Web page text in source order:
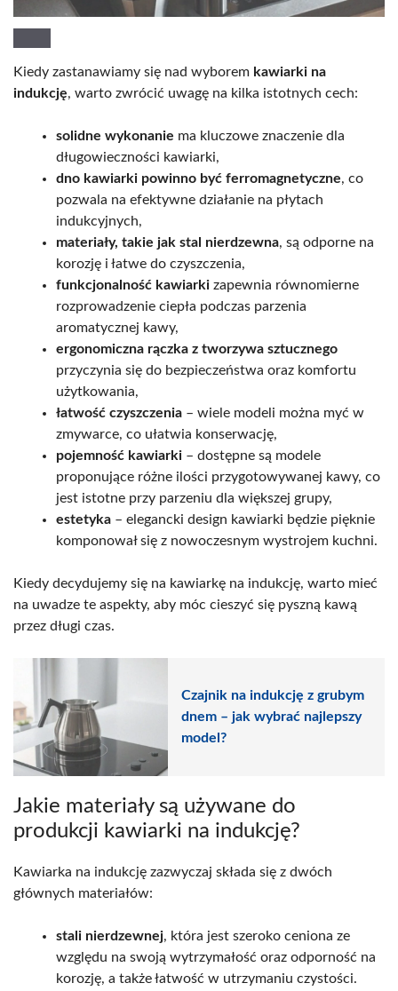
Kiedy zastanawiamy się nad wyborem kawiarki na
indukcję, warto zwrócić uwagę na kilka istotnych cech:
solidne wykonanie ma kluczowe znaczenie dla
długowieczności kawiarki,
dno kawiarki powinno być ferromagnetyczne, co
pozwala na efektywne działanie na płytach
indukcyjnych,
materiały, takie jak stal nierdzewna, są odporne na
korozję i łatwe do czyszczenia,
funkcjonalność kawiarki zapewnia równomierne
rozprowadzenie ciepła podczas parzenia
aromatycznej kawy,
ergonomiczna rączka z tworzywa sztucznego
przyczynia się do bezpieczeństwa oraz komfortu
użytkowania,
łatwość czyszczenia – wiele modeli można myć w
zmywarce, co ułatwia konserwację,
pojemność kawiarki – dostępne są modele
proponujące różne ilości przygotowywanej kawy, co
jest istotne przy parzeniu dla większej grupy,
estetyka – elegancki design kawiarki będzie pięknie
komponował się z nowoczesnym wystrojem kuchni.
Kiedy decydujemy się na kawiarkę na indukcję, warto mieć
na uwadze te aspekty, aby móc cieszyć się pyszną kawą
przez długi czas.
Czajnik na indukcję z grubym
dnem – jak wybrać najlepszy
model?
Jakie materiały są używane do
produkcji kawiarki na indukcję?
Kawiarka na indukcję zazwyczaj składa się z dwóch
głównych materiałów:
stali nierdzewnej, która jest szeroko ceniona ze
względu na swoją wytrzymałość oraz odporność na
korozję, a także łatwość w utrzymaniu czystości.